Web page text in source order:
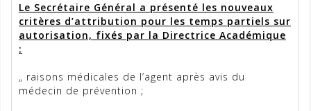
Le Secrétaire Général a présenté les nouveaux
critères d’attribution pour les temps partiels sur
autorisation, fixés par la Directrice Académique
:
„ raisons médicales de l’agent après avis du
médecin de prévention ;